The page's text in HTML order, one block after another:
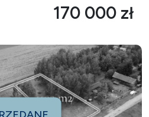
170 000 zł